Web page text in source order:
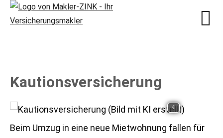
Kautionsversicherung
KI
Beim Umzug in eine neue Mietwohnung fallen für